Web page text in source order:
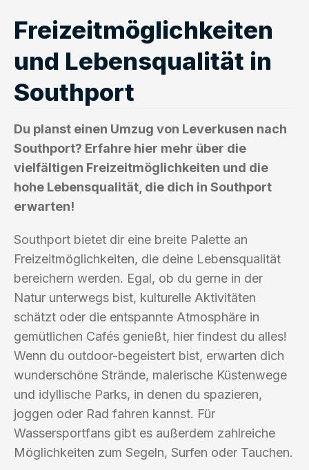
Freizeitmöglichkeiten
und Lebensqualität in
Southport
Du planst einen Umzug von Leverkusen nach
Southport? Erfahre hier mehr über die
vielfältigen Freizeitmöglichkeiten und die
hohe Lebensqualität, die dich in Southport
erwarten!
Southport bietet dir eine breite Palette an
Freizeitmöglichkeiten, die deine Lebensqualität
bereichern werden. Egal, ob du gerne in der
Natur unterwegs bist, kulturelle Aktivitäten
schätzt oder die entspannte Atmosphäre in
gemütlichen Cafés genießt, hier findest du alles!
Wenn du outdoor-begeistert bist, erwarten dich
wunderschöne Strände, malerische Küstenwege
und idyllische Parks, in denen du spazieren,
joggen oder Rad fahren kannst. Für
Wassersportfans gibt es außerdem zahlreiche
Möglichkeiten zum Segeln, Surfen oder Tauchen.